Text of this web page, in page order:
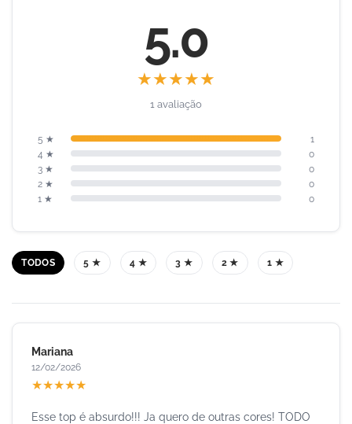
5.0
★★★★★
1 avaliação
5 ★
1
4 ★
0
3 ★
0
2 ★
0
1 ★
0
TODOS 5 ★ 4 ★ 3 ★ 2 ★ 1 ★
Mariana
12/02/2026
★★★★★
Esse top é absurdo!!! Ja quero de outras cores! TODO